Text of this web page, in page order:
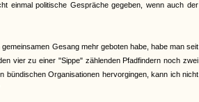
einmal politische Gespräche gegeben, wenn auch der
Gesang mehr geboten habe, habe man seit
vier zu einer "Sippe" zählenden Pfadfindern noch zwei
bündischen Organisationen hervorgingen, kann ich nicht